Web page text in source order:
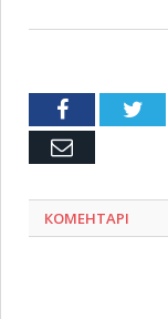
Facebook
Емейл
КОМЕНТАРІ